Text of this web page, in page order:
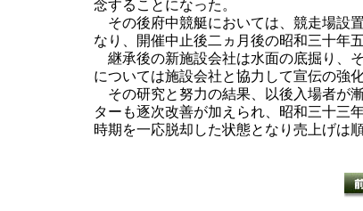
念することになった。
その後府中競艇においては、競走場設
なり、開催中止後二ヵ月後の昭和三十年
継承後の新施設会社は水面の底掘り、
については施設会社と協力して宣伝の強
その研究と努力の結果、以後入場者が
ターも逐次改善が加えられ、昭和三十三
時期を一応脱却した状態となり売上げは